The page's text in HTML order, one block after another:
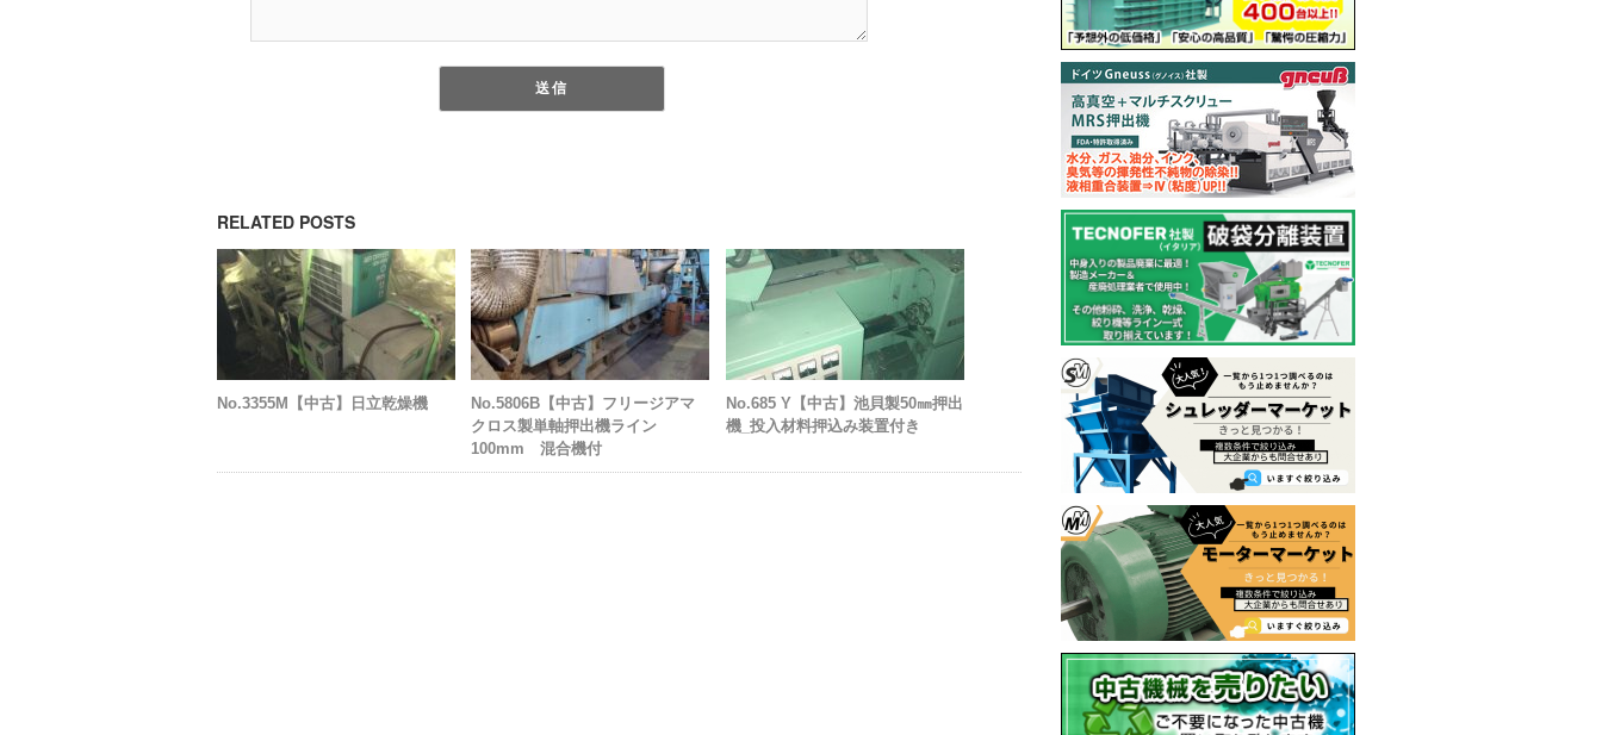
RELATED POSTS
No.3355M【中古】日立乾燥機
No.5806B【中古】フリージアマ
クロス製単軸押出機ライン
100mm 混合機付
No.685 Y【中古】池貝製50㎜押出
機_投入材料押込み装置付き